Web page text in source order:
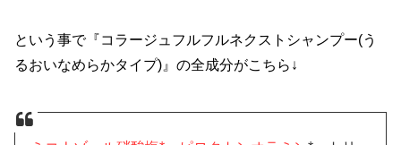
という事で『コラージュフルフルネクストシャンプー(う
るおいなめらかタイプ)』の全成分がこちら↓